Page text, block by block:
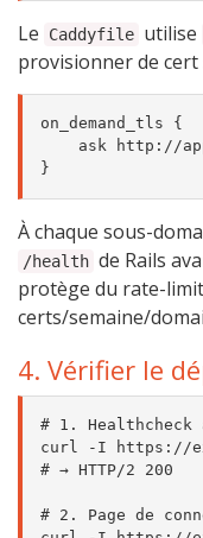
Le Caddyfile utilise
provisionner de
on_demand_tls {
ask http://
À chaque sous-
/health de Rails
protège du rate-
certs/semaine/
4. Vérifier le
# 1.
curl -I https://
# → HTTP/2 200
# 2. Page de